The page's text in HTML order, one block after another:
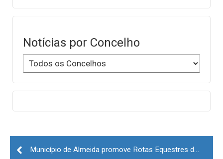
Notícias por Concelho
Post
navigation
Município de Almeida promove Rotas Equestres do Picadeiro D’el Rey